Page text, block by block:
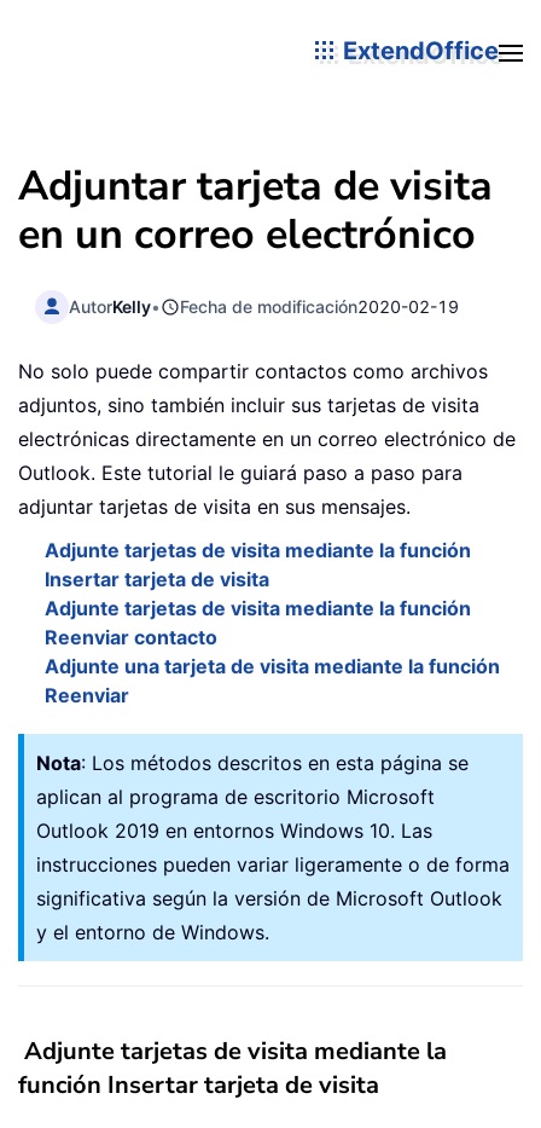
ExtendOffice
Adjuntar tarjeta de visita
en un correo electrónico
AutorKelly• Fecha de modificación2020-02-19
No solo puede compartir contactos como archivos
adjuntos, sino también incluir sus tarjetas de visita
electrónicas directamente en un correo electrónico de
Outlook. Este tutorial le guiará paso a paso para
adjuntar tarjetas de visita en sus mensajes.
Adjunte tarjetas de visita mediante la función
Insertar tarjeta de visita
Adjunte tarjetas de visita mediante la función
Reenviar contacto
Adjunte una tarjeta de visita mediante la función
Reenviar
Nota: Los métodos descritos en esta página se
aplican al programa de escritorio Microsoft
Outlook 2019 en entornos Windows 10. Las
instrucciones pueden variar ligeramente o de forma
significativa según la versión de Microsoft Outlook
y el entorno de Windows.
Adjunte tarjetas de visita mediante la
función Insertar tarjeta de visita